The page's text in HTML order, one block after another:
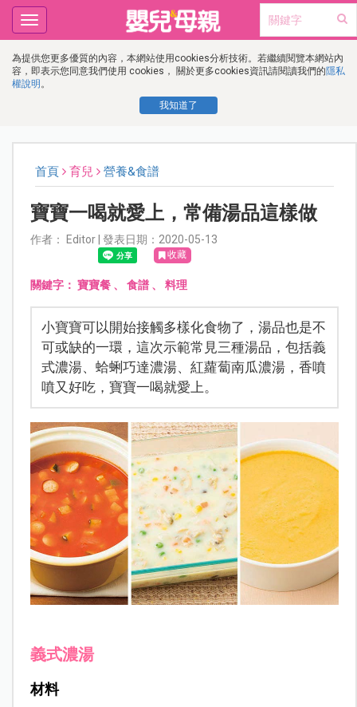
為提供您更多優質的內容，本網站使用cookies分析技術。若繼續閱覽本網站內
容，即表示您同意我們使用 cookies， 關於更多cookies資訊請閱讀我們的隱私
權說明 。
我知道了
Toggle
navigation
首頁 育兒 營養&食譜
寶寶一喝就愛上，常備湯品這樣做
作者： Editor | 發表日期：2020-05-13
收藏
關鍵字： 寶寶餐、 食譜、 料理
小寶寶可以開始接觸多樣化食物了，湯品也是不
可或缺的一環，這次示範常見三種湯品，包括義
式濃湯、蛤蜊巧達濃湯、紅蘿蔔南瓜濃湯，香噴
噴又好吃，寶寶一喝就愛上。
義式濃湯
材料